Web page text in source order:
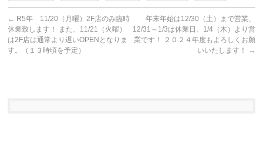
← R5年 11/20（月曜）2F店のみ臨時
休業致します！ また、11/21（火曜）
は2F店は通常より遅いOPENとなりま
す。（１３時頃を予定）
年末年始は12/30（土）まで営業、
12/31～1/3は休業日、1/4（木）より営
業です！ ２０２４年度もよろしくお願
いいたします！
→